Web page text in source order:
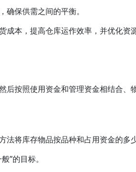
保供需之间的平衡。
本，提高仓库运作效率，并优化资源
按照使用资金和管理资金相结合
将库存物品按品种和占用资金的多
”的目标。